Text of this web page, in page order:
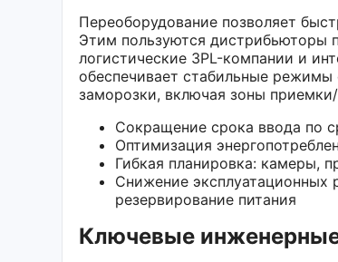
Переоборудование позволяет
Этим пользуются дистрибьюторы
логистические 3PL-компании и
обеспечивает стабильные
заморозки, включая зоны
Сокращение срока ввода по
Оптимизация
Гибкая планировка: камеры,
Снижение эксплуатационных
резервирование питания
Ключевые